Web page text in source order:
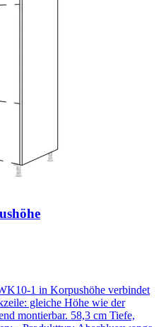
1 in Korpushöhe verbindet
gleiche Höhe wie der
montierbar. 58,3 cm Tiefe,